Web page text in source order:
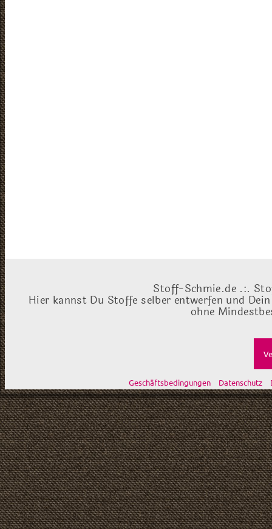
Stoff-Schmie.de .:.
Hier kannst Du Stoffe selber entwerfen und
ohne
Geschäftsbedingungen Datenschutz